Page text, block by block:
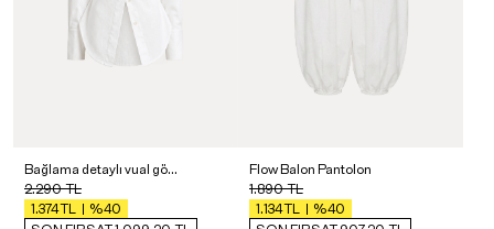
Bağlama detaylı vual gömlek
2.290TL
1.374TL
%40
Flow Balon Pantolon
1.890TL
1.134TL
%40